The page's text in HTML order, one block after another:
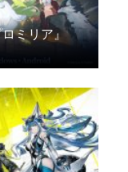
ミリア』